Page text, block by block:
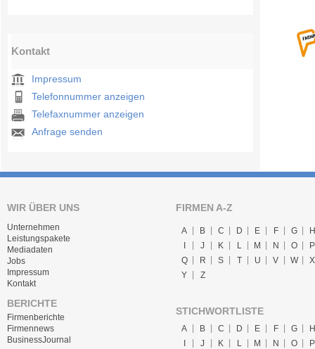
Kontakt
Impressum
Telefonnummer anzeigen
Telefaxnummer anzeigen
Anfrage senden
WIR ÜBER UNS
Unternehmen
Leistungspakete
Mediadaten
Jobs
Impressum
Kontakt
BERICHTE
Firmenberichte
Firmennews
BusinessJournal
FIRMEN A-Z
A B C D E F G
H
J K L M N O
P
Q
R S T U V W
X
Y
Z
STICHWORTLISTE
A B C D E F G
H
I
J K L M N O
P